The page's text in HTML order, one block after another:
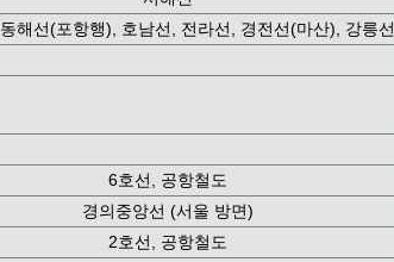
해선(포항행), 호남선, 전라선, 경전선(마산), 강릉선
6호선, 공항철도
경의중앙선 (서울 방면)
2호선, 공항철도